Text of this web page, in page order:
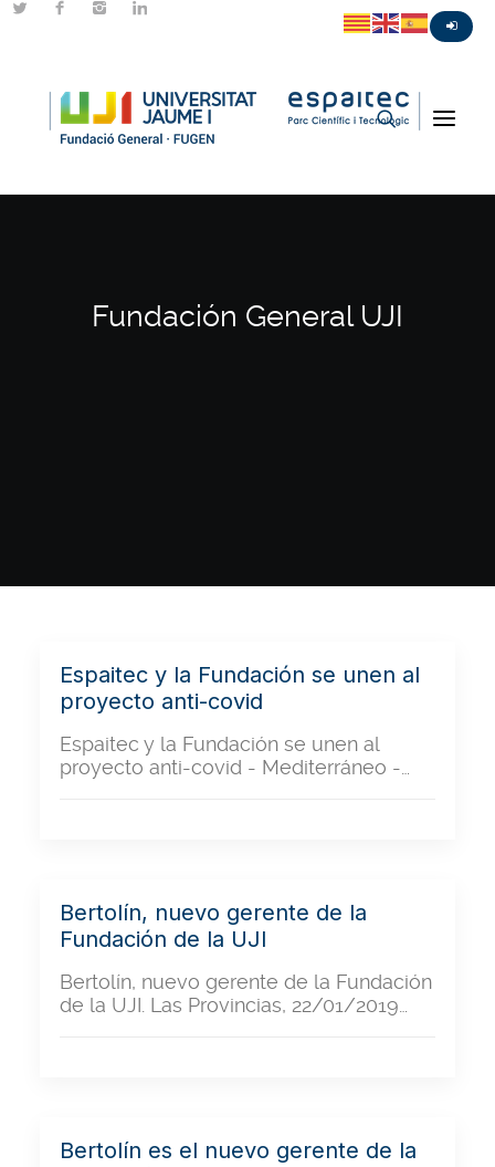
Fundación General UJI
Espaitec y la Fundación se unen al
proyecto anti-covid
Espaitec y la Fundación se unen al
proyecto anti-covid - Mediterráneo -…
Bertolín, nuevo gerente de la
Fundación de la UJI
Bertolín, nuevo gerente de la Fundación
de la UJI. Las Provincias, 22/01/2019…
Bertolín es el nuevo gerente de la